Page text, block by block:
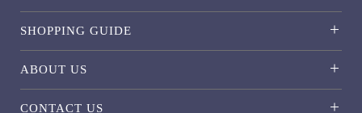
SHOPPING GUIDE
ABOUT US
CONTACT US